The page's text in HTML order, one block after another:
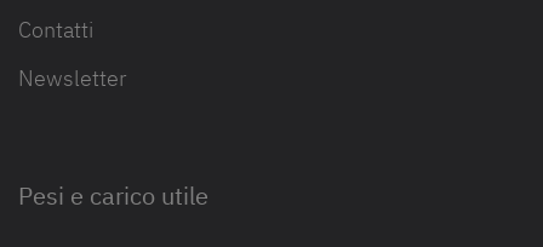
Contatti
Newsletter
Pesi e carico utile